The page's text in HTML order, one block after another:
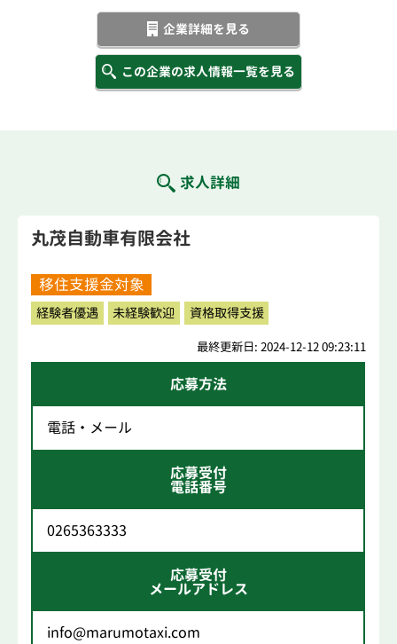
企業詳細を見る
この企業の求人情報一覧を見る
求人詳細
丸茂自動車有限会社
移住支援金対象
経験者優遇 未経験歓迎 資格取得支援
最終更新日: 2024-12-12 09:23:11
応募方法
電話・メール
応募受付
電話番号
0265363333
応募受付
メールアドレス
info@marumotaxi.com